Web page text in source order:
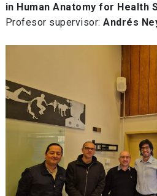
in Human Anatomy for Health
Profesor supervisor:Andrés